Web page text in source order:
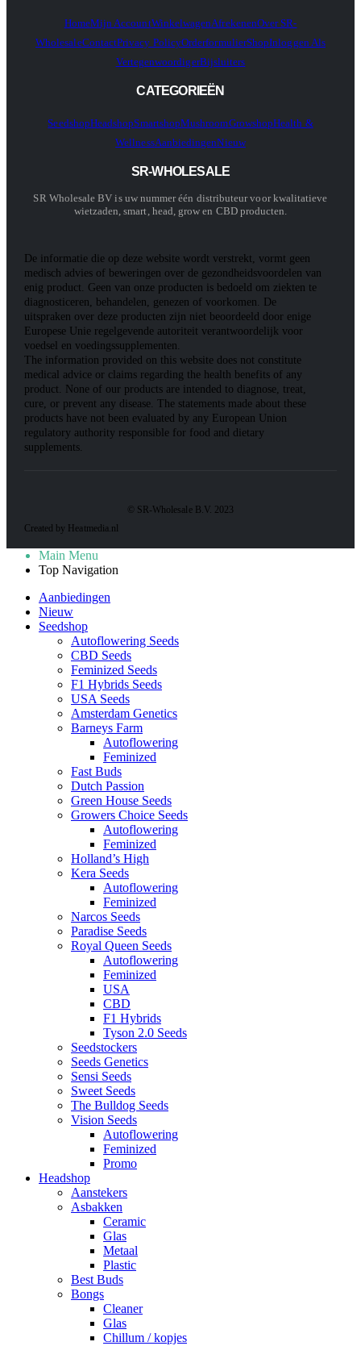
HomeMijn AccountWinkelwagenAfrekenenOver SR-
WholesaleContactPrivacy PolicyOrderformulierShopInloggen Als
VertegenwoordigerBijsluiters
CATEGORIEËN
SeedshopHeadshopSmartshopMushroomGrowshopHealth &
WellnessAanbiedingenNieuw
SR-WHOLESALE
SR Wholesale BV is uw nummer één distributeur voor kwalitatieve
wietzaden, smart, head, grow en CBD producten.
De informatie die op deze website wordt verstrekt, vormt geen
medisch advies of beweringen over de gezondheidsvoordelen van
enig product. Geen van onze producten is bedoeld om ziekten te
diagnosticeren, behandelen, genezen of voorkomen. De
uitspraken over deze producten zijn niet beoordeeld door enige
Europese Unie regelgevende autoriteit verantwoordelijk voor
voedsel en voedingssupplementen.
The information provided on this website does not constitute
medical advice or claims regarding the health benefits of any
product. None of our products are intended to diagnose, treat,
cure, or prevent any disease. The statements made about these
products have not been evaluated by any European Union
regulatory authority responsible for food and dietary
supplements.
© SR-Wholesale B.V. 2023
Created by Heatmedia.nl
Main Menu
Top Navigation
Aanbiedingen
Nieuw
Seedshop
Autoflowering Seeds
CBD Seeds
Feminized Seeds
F1 Hybrids Seeds
USA Seeds
Amsterdam Genetics
Barneys Farm
Autoflowering
Feminized
Fast Buds
Dutch Passion
Green House Seeds
Growers Choice Seeds
Autoflowering
Feminized
Holland’s High
Kera Seeds
Autoflowering
Feminized
Narcos Seeds
Paradise Seeds
Royal Queen Seeds
Autoflowering
Feminized
USA
CBD
F1 Hybrids
Tyson 2.0 Seeds
Seedstockers
Seeds Genetics
Sensi Seeds
Sweet Seeds
The Bulldog Seeds
Vision Seeds
Autoflowering
Feminized
Promo
Headshop
Aanstekers
Asbakken
Ceramic
Glas
Metaal
Plastic
Best Buds
Bongs
Cleaner
Glas
Chillum / kopjes